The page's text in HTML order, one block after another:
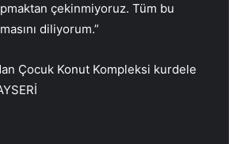
çekinmiyoruz. Tüm bu
diliyorum.”
Çocuk Konut Kompleksi kurdele